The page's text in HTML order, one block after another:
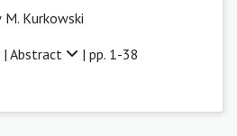
M. Kurkowski
Abstract | pp. 1-38